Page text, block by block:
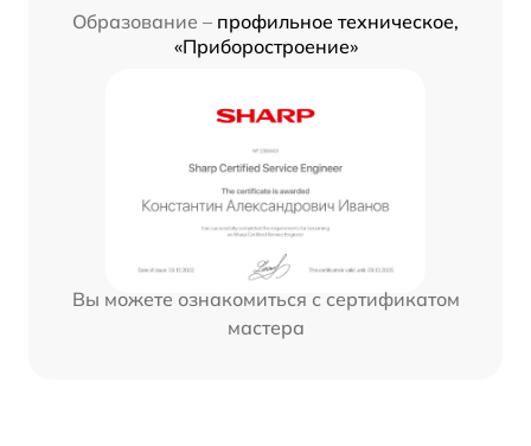
Образование – профильное техническое,
«Приборостроение»
Вы можете ознакомиться с сертификатом
мастера